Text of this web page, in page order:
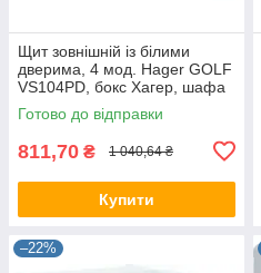
Щит зовнішній із білими
дверима, 4 мод. Hager GOLF
VS104PD, бокс Хагер, шафа
розподільна для автоматів
Готово до відправки
811,70 ₴ 1 040,64 ₴
Купити
–22%